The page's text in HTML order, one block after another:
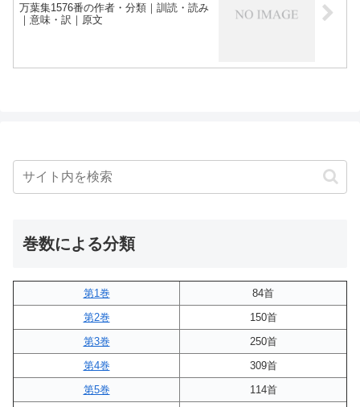
万葉集1576番の作者・分類｜訓読・読み
｜意味・訳｜原文
巻数による分類
第1巻
84首
第2巻
150首
第3巻
250首
第4巻
309首
第5巻
114首